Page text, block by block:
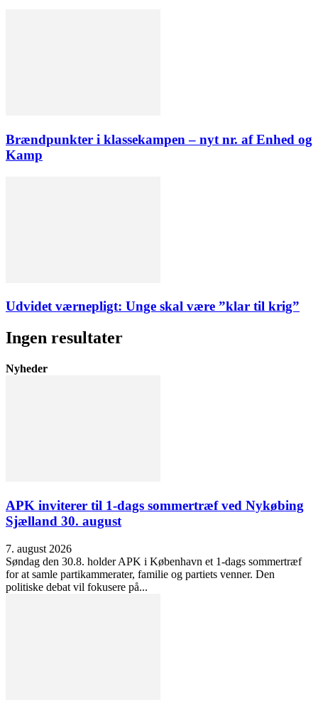
Brændpunkter i klassekampen – nyt nr. af Enhed og
Kamp
Udvidet værnepligt: Unge skal være ”klar til krig”
Ingen resultater
Nyheder
APK inviterer til 1-dags sommertræf ved Nykøbing
Sjælland 30. august
7. august 2026
Søndag den 30.8. holder APK i København et 1-dags sommertræf
for at samle partikammerater, familie og partiets venner. Den
politiske debat vil fokusere på...